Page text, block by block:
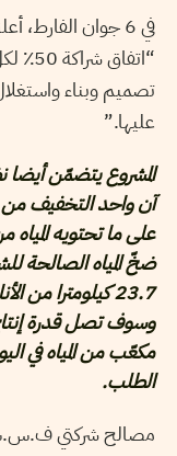
في 6 جوان
تصميم وبناء
عليها.”
المشروع يتضمّن أيضا
آن واحد التخفيف من
على ما تحتويه
ضخّ المياه الصالحة
23.7 كيلومترا من
مكعّب من المياه في
الطلب.
مصالح شركتي ف.س.س